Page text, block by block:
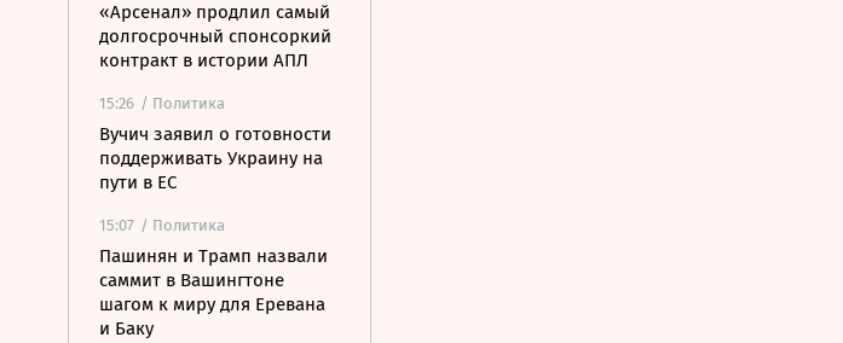
«Арсенал» продлил самый
долгосрочный спонсоркий
контракт в истории АПЛ
15:26 / Политика
Вучич заявил о готовности
поддерживать Украину на
пути в ЕС
15:07 / Политика
Пашинян и Трамп назвали
саммит в Вашингтоне
шагом к миру для Еревана
и Баку